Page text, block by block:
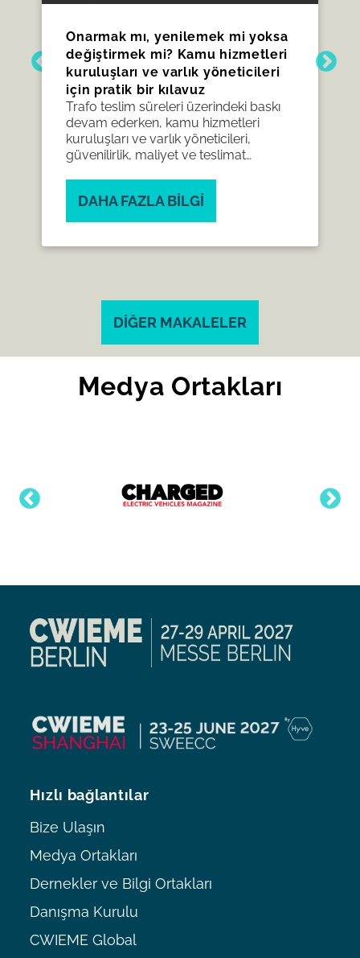
Onarmak mı, yenilemek mi yoksa
değiştirmek mi? Kamu hizmetleri
kuruluşları ve varlık yöneticileri
için pratik bir kılavuz
Trafo teslim süreleri üzerindeki baskı
devam ederken, kamu hizmetleri
kuruluşları ve varlık yöneticileri,
güvenilirlik, maliyet ve teslimat
onarılacağı, yenileneceği veya
değiştirileceği konusunda yeniden
DAHA FAZLA BILGI
DIĞER MAKALELER
Medya Ortakları
Hızlı bağlantılar
Bize Ulaşın
Medya Ortakları
Dernekler ve Bilgi Ortakları
Danışma Kurulu
CWIEME Global